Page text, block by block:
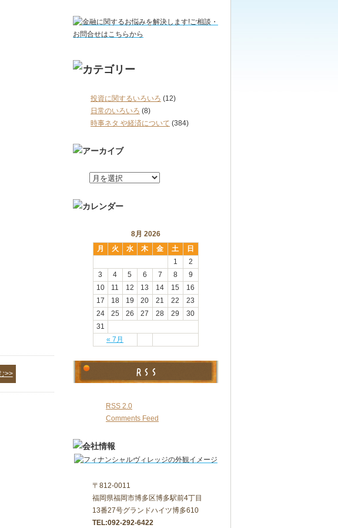
投資に関するいろいろ (12)
日常のいろいろ (8)
時事ネタ や経済について (384)
8月 2026
月
火 水 木 金 土 日
« 7月
1
2
3
4 5 6 7 8
9
10
11 12 13 14 15
16
17
18 19 20 21 22
23
24
25 26 27 28 29
30
31
RSS 2.0
Comments Feed
〒812-0011
福岡県福岡市博多区博多駅前4丁目
13番27号グランドハイツ博多610
TEL:092-292-6422
>>